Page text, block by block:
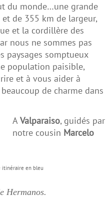
du monde…une grande
de 355 km de largeur,
et la cordillère des
nous ne sommes pas
paysages somptueux
population paisible,
et à vous aider à
de charme dans
itinéraire en bleu
AValparaiso, guidés par
notre cousin Marcelo
Hermanos.